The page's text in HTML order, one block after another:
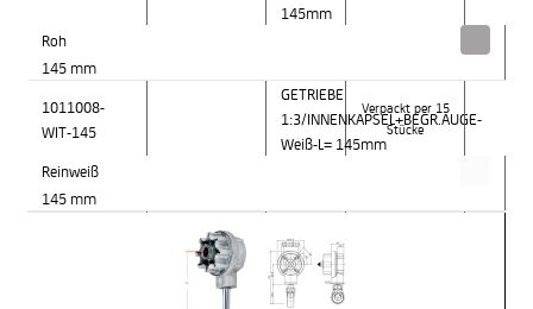
145mm
Roh
145 mm
1011008-
WIT-145
GETRIEBE
1:3/INNENKAPSEL+BEGR.AUGE-
Weiß-L= 145mm
Verpackt per 15
Stücke
Reinweiß
145 mm